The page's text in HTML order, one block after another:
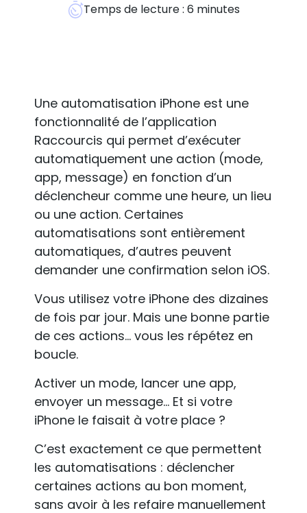
Temps de lecture : 6 minutes
Une automatisation iPhone est une
fonctionnalité de l’application
Raccourcis qui permet d’exécuter
automatiquement une action (mode,
app, message) en fonction d’un
déclencheur comme une heure, un lieu
ou une action. Certaines
automatisations sont entièrement
automatiques, d’autres peuvent
demander une confirmation selon iOS.
Vous utilisez votre iPhone des dizaines
de fois par jour. Mais une bonne partie
de ces actions… vous les répétez en
boucle.
Activer un mode, lancer une app,
envoyer un message… Et si votre
iPhone le faisait à votre place ?
C’est exactement ce que permettent
les automatisations : déclencher
certaines actions au bon moment,
sans avoir à les refaire manuellement